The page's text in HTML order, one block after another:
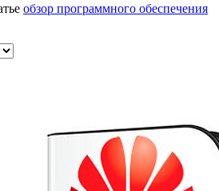
обзор программного обеспечения